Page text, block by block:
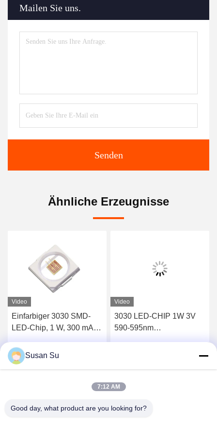
Mailen Sie uns.
Senden
Ähnliche Erzeugnisse
Video
Einfarbiger 3030 SMD-
LED-Chip, 1 W, 300 mA,
Video
3030 LED-CHIP 1W 3V
590-595nm
Susan Su
7:12 AM
Good day, what product are you looking for?